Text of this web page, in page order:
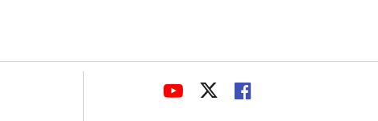
LINK
LINKLINK